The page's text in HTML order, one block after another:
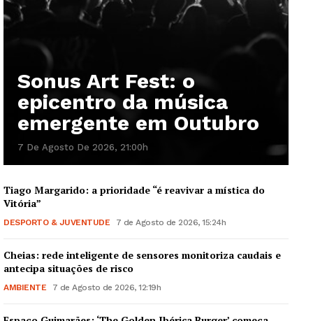
Sonus Art Fest: o
epicentro da música
emergente em Outubro
7 De Agosto De 2026, 21:00h
Tiago Margarido: a prioridade “é reavivar a mística do
Vitória”
DESPORTO & JUVENTUDE 7 de Agosto de 2026, 15:24h
Cheias: rede inteligente de sensores monitoriza caudais e
antecipa situações de risco
AMBIENTE 7 de Agosto de 2026, 12:19h